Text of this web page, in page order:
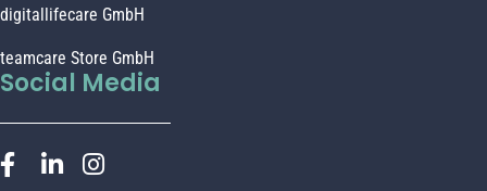
digitallifecare GmbH
teamcare Store GmbH
Social Media